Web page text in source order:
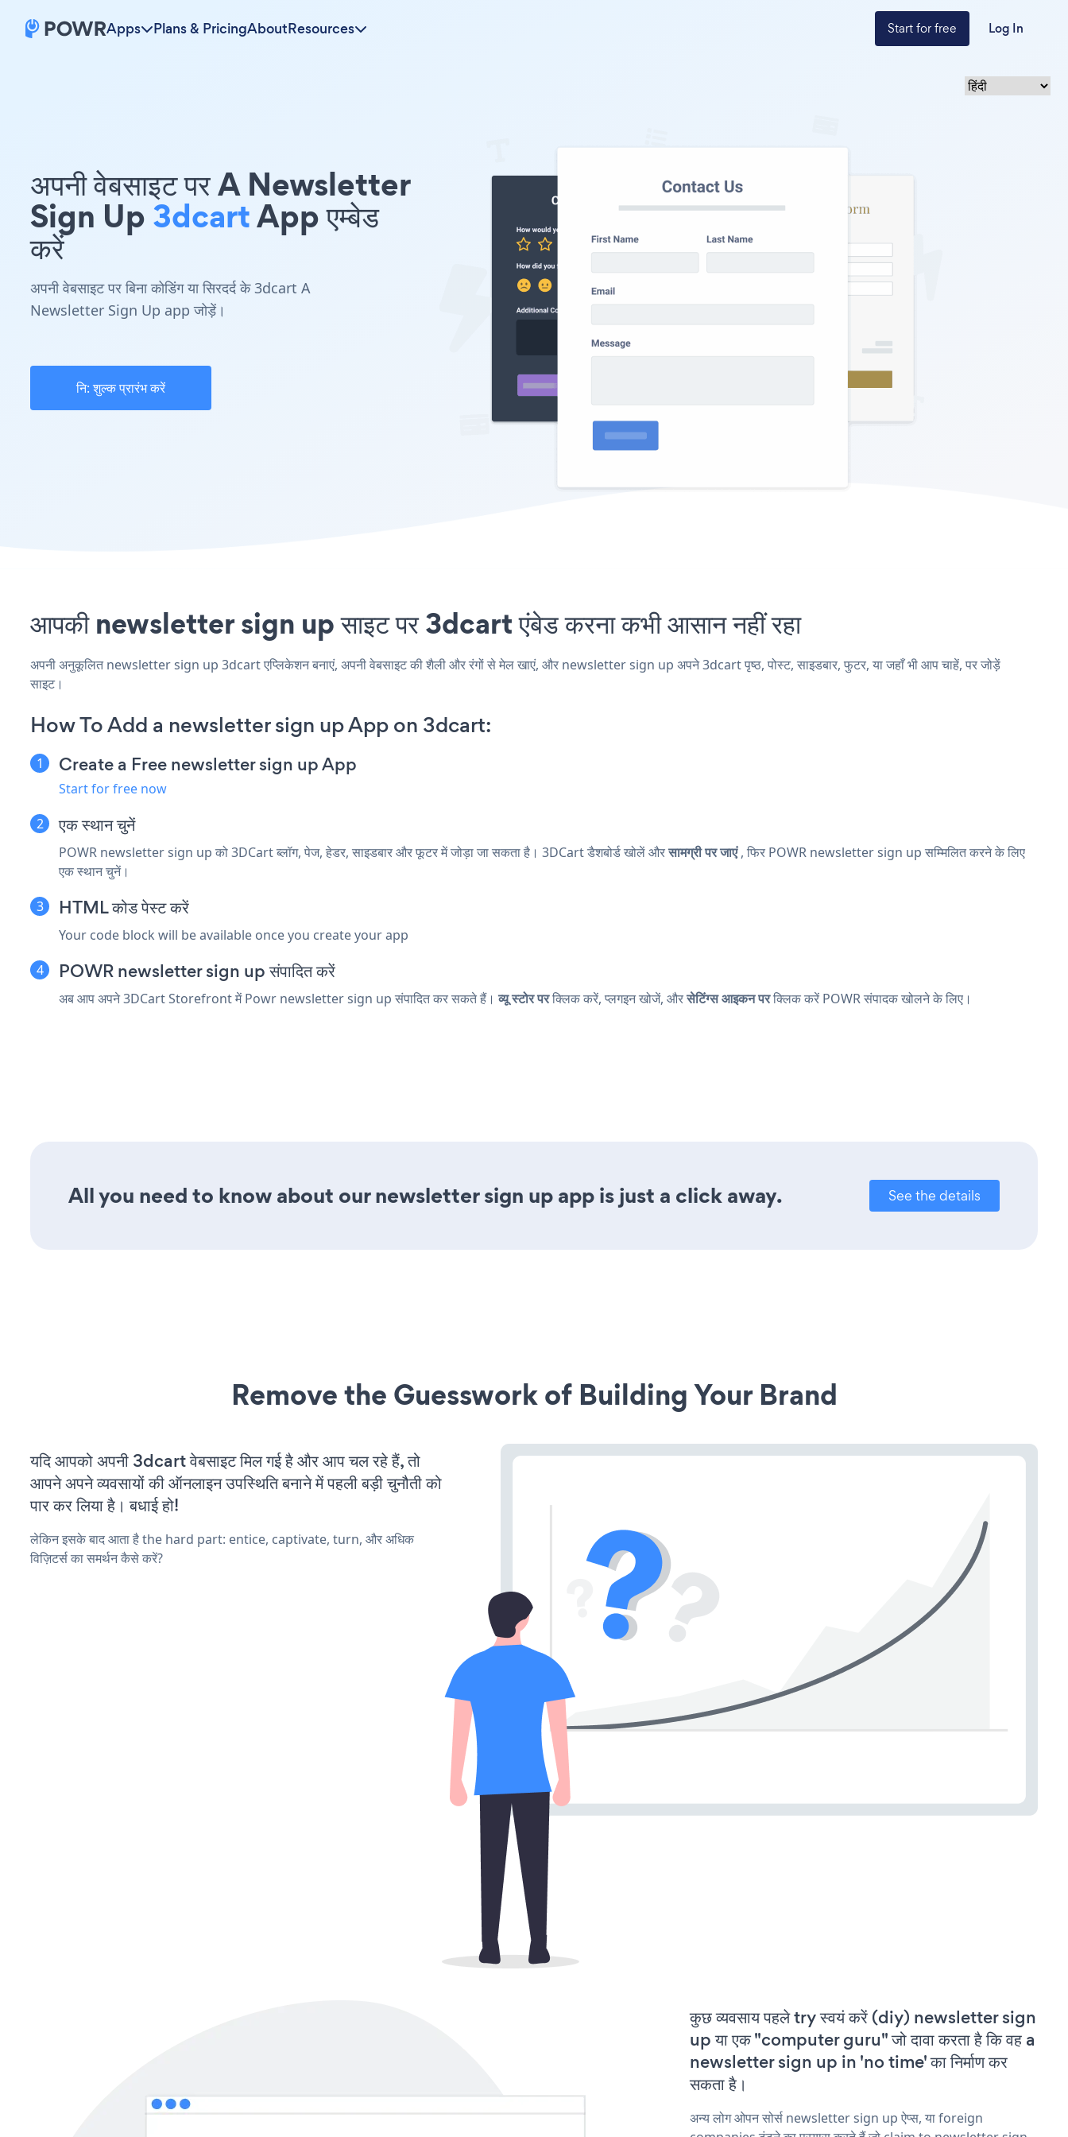
Apps Plans & PricingAboutResources Start for free Log In
अपनी वेबसाइट पर A Newsletter
Sign Up3dcartApp एम्बेड
करें
अपनी वेबसाइट पर बिना कोडिंग या सिरदर्द के 3dcart A
Newsletter Sign Up app जोड़ें।
नि: शुल्क प्रारंभ करें
आपकी newsletter sign up साइट पर 3dcart एंबेड करना कभी आसान नहीं रहा
अपनी अनुकूलित newsletter sign up 3dcart एप्लिकेशन बनाएं, अपनी वेबसाइट की शैली और रंगों से मेल खाएं, और newsletter sign up अपने 3dcart पृष्ठ, पोस्ट, साइडबार, फुटर, या जहाँ भी आप चाहें, पर जोड़ें
साइट।
How To Add a newsletter sign up App on 3dcart:
Create a Free newsletter sign up App
Start for free now
एक स्थान चुनें
POWR newsletter sign up को 3DCart ब्लॉग, पेज, हेडर, साइडबार और फूटर में जोड़ा जा सकता है। 3DCart डैशबोर्ड खोलें औरसामग्री पर जाएं, फिर POWR newsletter sign up सम्मिलित करने के लिए
एक स्थान चुनें।
HTML कोड पेस्ट करें
Your code block will be available once you create your app
POWR newsletter sign up संपादित करें
अब आप अपने 3DCart Storefront में Powr newsletter sign up संपादित कर सकते हैं।व्यू स्टोर परक्लिक करें, प्लगइन खोजें, औरसेटिंग्स आइकन परक्लिक करें POWR संपादक खोलने के लिए।
All you need to know about our newsletter sign up app is just a click away. See the details
Remove the Guesswork of Building Your Brand
यदि आपको अपनी 3dcart वेबसाइट मिल गई है और आप चल रहे हैं, तो
आपने अपने व्यवसायों की ऑनलाइन उपस्थिति बनाने में पहली बड़ी चुनौती को
पार कर लिया है। बधाई हो!
लेकिन इसके बाद आता है the hard part: entice, captivate, turn, और अधिक
विज़िटर्स का समर्थन कैसे करें?
कुछ व्यवसाय पहले try स्वयं करें (diy) newsletter sign
up या एक "computer guru" जो दावा करता है कि वह a
newsletter sign up in 'no time' का निर्माण कर
सकता है।
अन्य लोग ओपन सोर्स newsletter sign up ऐप्स, या foreign